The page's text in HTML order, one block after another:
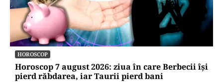
HOROSCOP
Horoscop 7 august 2026: ziua în care Berbecii își
pierd răbdarea, iar Taurii pierd bani